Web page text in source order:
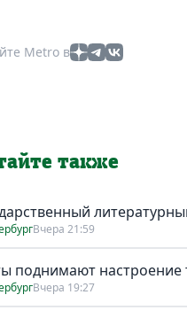
Metro в
также
Вчера 21:59
поднимают настроение
Вчера 19:27